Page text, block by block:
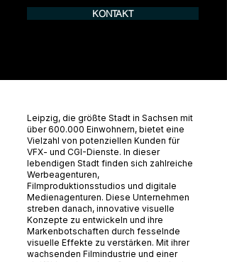
KONTAKT
Leipzig, die größte Stadt in Sachsen mit
über 600.000 Einwohnern, bietet eine
Vielzahl von potenziellen Kunden für
VFX- und CGI-Dienste. In dieser
lebendigen Stadt finden sich zahlreiche
Werbeagenturen,
Filmproduktionsstudios und digitale
Medienagenturen. Diese Unternehmen
streben danach, innovative visuelle
Konzepte zu entwickeln und ihre
Markenbotschaften durch fesselnde
visuelle Effekte zu verstärken. Mit ihrer
wachsenden Filmindustrie und einer